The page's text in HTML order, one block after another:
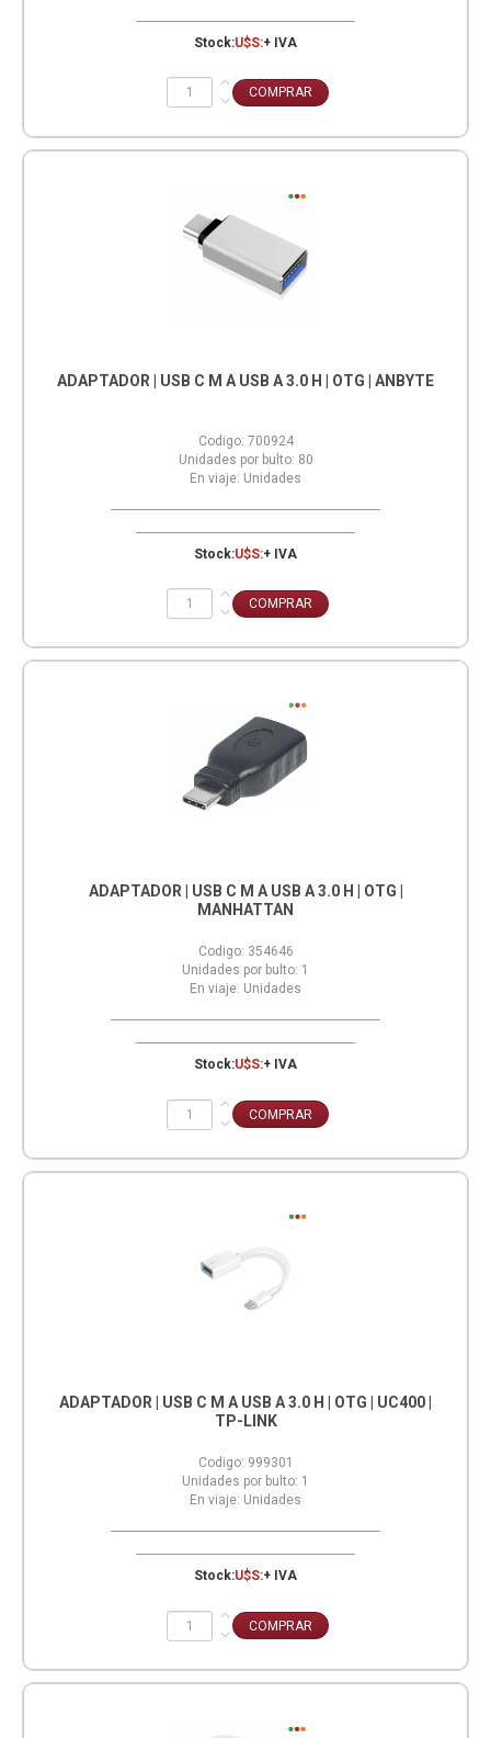
Stock:U$S:+ IVA
ADAPTADOR | USB C M A USB A 3.0 H | OTG | ANBYTE
Codigo: 700924
Unidades por bulto: 80
En viaje: Unidades
Stock:U$S:+ IVA
ADAPTADOR | USB C M A USB A 3.0 H | OTG |
MANHATTAN
Codigo: 354646
Unidades por bulto: 1
En viaje: Unidades
Stock:U$S:+ IVA
ADAPTADOR | USB C M A USB A 3.0 H | OTG | UC400 |
TP-LINK
Codigo: 999301
Unidades por bulto: 1
En viaje: Unidades
Stock:U$S:+ IVA